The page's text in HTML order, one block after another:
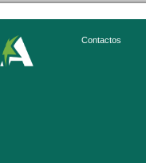
Contactos